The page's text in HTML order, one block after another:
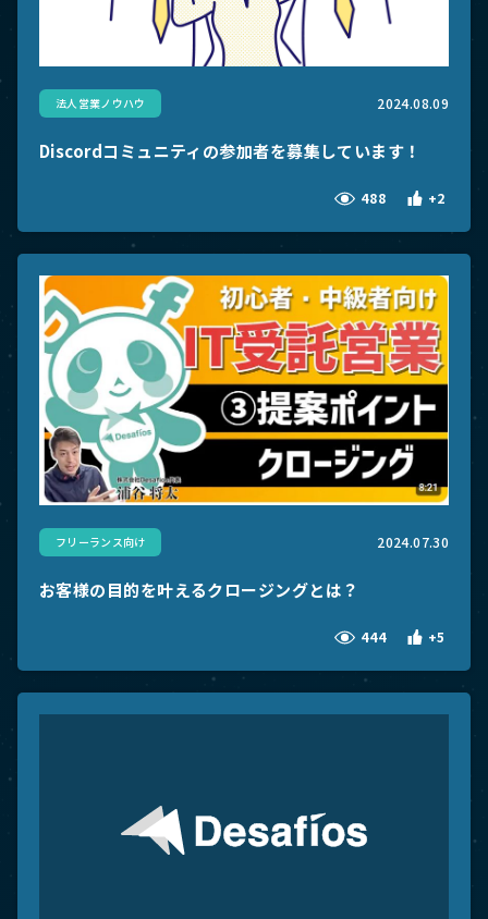
法人営業ノウハウ 2024.08.09
Discordコミュニティの参加者を募集しています！
488 +2
フリーランス向け 2024.07.30
お客様の目的を叶えるクロージングとは？
444 +5